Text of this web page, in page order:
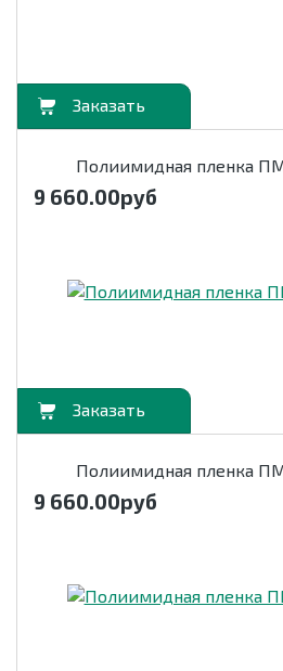
Полиимидная пленка
9 660.00руб
Полиимидная пленка
9 660.00руб